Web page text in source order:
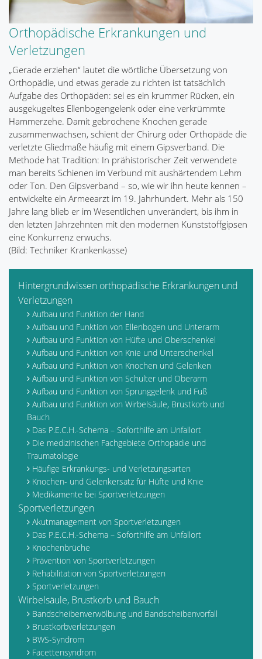
Orthopädische Erkrankungen und
Verletzungen
„Gerade erziehen“ lautet die wörtliche Übersetzung von
Orthopädie, und etwas gerade zu richten ist tatsächlich
Aufgabe des Orthopäden: sei es ein krummer Rücken, ein
ausgekugeltes Ellenbogengelenk oder eine verkrümmte
Hammerzehe. Damit gebrochene Knochen gerade
zusammenwachsen, schient der Chirurg oder Orthopäde die
verletzte Gliedmaße häufig mit einem Gipsverband. Die
Methode hat Tradition: In prähistorischer Zeit verwendete
man bereits Schienen im Verbund mit aushärtendem Lehm
oder Ton. Den Gipsverband – so, wie wir ihn heute kennen –
entwickelte ein Armeearzt im 19. Jahrhundert. Mehr als 150
Jahre lang blieb er im Wesentlichen unverändert, bis ihm in
den letzten Jahrzehnten mit den modernen Kunststoffgipsen
eine Konkurrenz erwuchs.
(Bild: Techniker Krankenkasse)
Hintergrundwissen orthopädische Erkrankungen und
Verletzungen
Aufbau und Funktion der Hand
Aufbau und Funktion von Ellenbogen und Unterarm
Aufbau und Funktion von Hüfte und Oberschenkel
Aufbau und Funktion von Knie und Unterschenkel
Aufbau und Funktion von Knochen und Gelenken
Aufbau und Funktion von Schulter und Oberarm
Aufbau und Funktion von Sprunggelenk und Fuß
Aufbau und Funktion von Wirbelsäule, Brustkorb und
Bauch
Das P.E.C.H.-Schema – Soforthilfe am Unfallort
Die medizinischen Fachgebiete Orthopädie und
Traumatologie
Häufige Erkrankungs- und Verletzungsarten
Knochen- und Gelenkersatz für Hüfte und Knie
Medikamente bei Sportverletzungen
Sportverletzungen
Akutmanagement von Sportverletzungen
Das P.E.C.H.-Schema – Soforthilfe am Unfallort
Knochenbrüche
Prävention von Sportverletzungen
Rehabilitation von Sportverletzungen
Sportverletzungen
Wirbelsäule, Brustkorb und Bauch
Bandscheibenverwölbung und Bandscheibenvorfall
Brustkorbverletzungen
BWS-Syndrom
Facettensyndrom